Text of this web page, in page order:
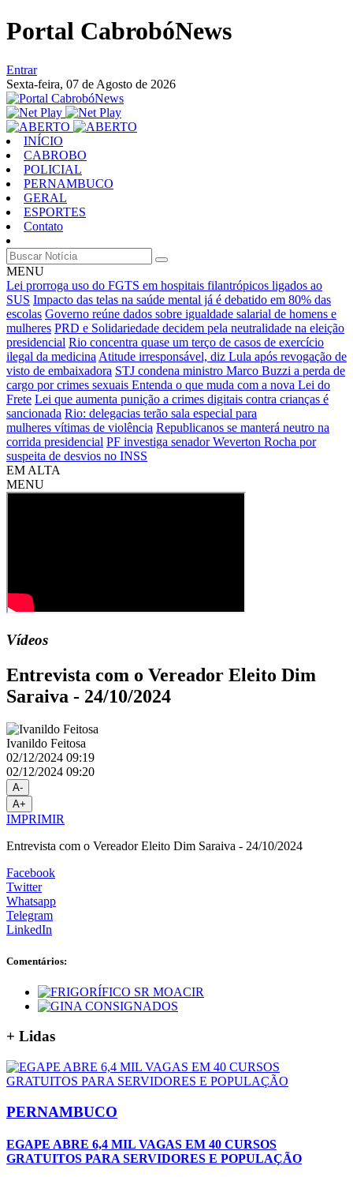
Portal CabrobóNews
Entrar
Sexta-feira, 07 de Agosto de 2026
INÍCIO
CABROBO
POLICIAL
PERNAMBUCO
GERAL
ESPORTES
Contato
MENU
Lei prorroga uso do FGTS em hospitais filantrópicos ligados ao
SUS Impacto das telas na saúde mental já é debatido em 80% das
escolas Governo reúne dados sobre igualdade salarial de homens e
mulheres PRD e Solidariedade decidem pela neutralidade na eleição
presidencial Rio concentra quase um terço de casos de exercício
ilegal da medicina Atitude irresponsável, diz Lula após revogação de
visto de embaixadora STJ condena ministro Marco Buzzi a perda de
cargo por crimes sexuais Entenda o que muda com a nova Lei do
Frete Lei que aumenta punição a crimes digitais contra crianças é
sancionada Rio: delegacias terão sala especial para
mulheres vítimas de violência Republicanos se manterá neutro na
corrida presidencial PF investiga senador Weverton Rocha por
suspeita de desvios no INSS
EM ALTA
MENU
Vídeos
Entrevista com o Vereador Eleito Dim
Saraiva - 24/10/2024
Ivanildo Feitosa
02/12/2024 09:19
02/12/2024 09:20
A-
A+
IMPRIMIR
Entrevista com o Vereador Eleito Dim Saraiva - 24/10/2024
Facebook
Twitter
Whatsapp
Telegram
LinkedIn
Comentários:
+ Lidas
PERNAMBUCO
EGAPE ABRE 6,4 MIL VAGAS EM 40 CURSOS
GRATUITOS PARA SERVIDORES E POPULAÇÃO